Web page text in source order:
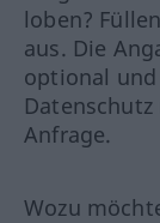
loben?
aus. Die
optional
Anfrage.
Wozu